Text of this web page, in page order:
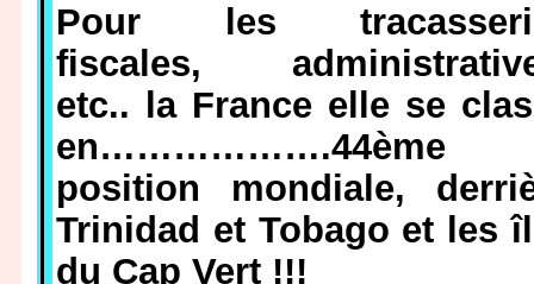
Pour les
fiscales,
etc.. la France elle se
en……………….44ème
position mondiale,
Trinidad et Tobago et les
du Cap Vert !!!